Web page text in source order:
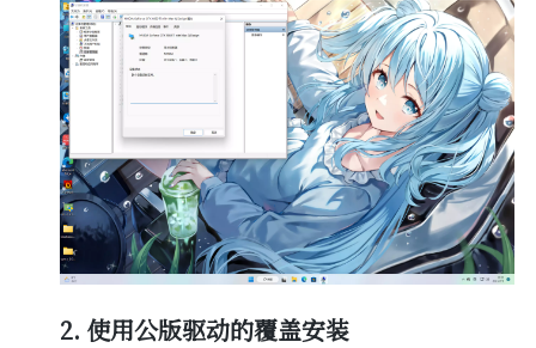
2. 使用公版驱动的覆盖安装